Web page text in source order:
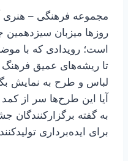
مجموعه فرهنگی – هنری
روزها میزبان
است؛ رویدادی که با
تا ریشه‌های عمیق فرهنگ
لباس و طرح به نمایش
آیا این طرح‌ها سر از کمد
به گفته برگزارکنندگان
برای ایده‌برداری